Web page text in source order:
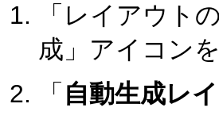
「レイアウト
成」アイコン
「 自動生成レ